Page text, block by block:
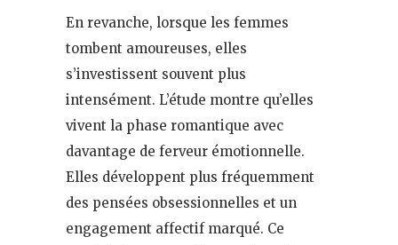
En revanche, lorsque les femmes
tombent amoureuses, elles
s’investissent souvent plus
intensément. L’étude montre qu’elles
vivent la phase romantique avec
davantage de ferveur émotionnelle.
Elles développent plus fréquemment
des pensées obsessionnelles et un
engagement affectif marqué. Ce